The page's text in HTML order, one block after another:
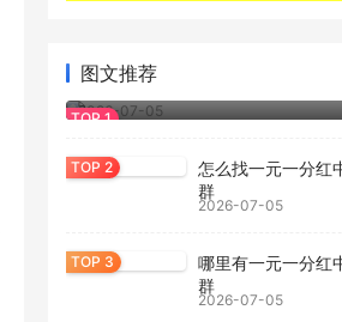
图文推荐
一元一分红中麻将群
2026-07-05
怎么找一元一分红
群
2026-07-05
哪里有一元一分红
群
2026-07-05